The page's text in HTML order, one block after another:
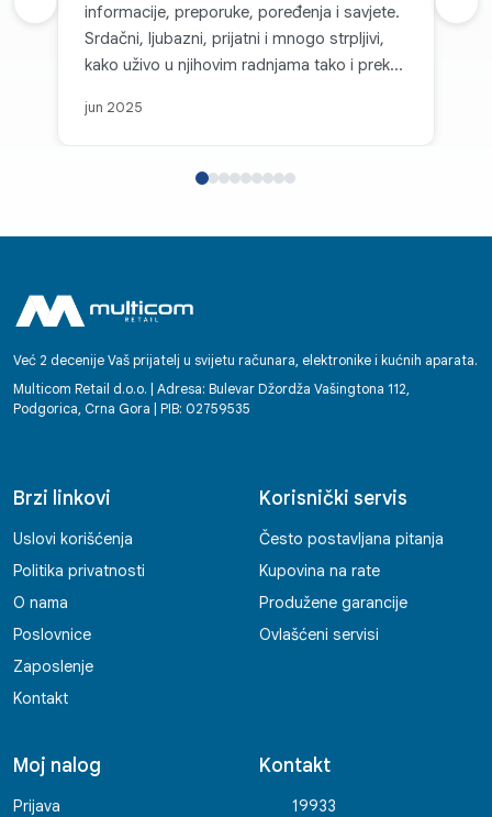
informacije, preporuke, poređenja i savjete.
Srdačni, ljubazni, prijatni i mnogo strpljivi,
kako uživo u njihovim radnjama tako i preko
za Multicom d.o.o. i sve pohvale za takvu
slobodno reći, parira velikim firmama i
Bilo da se radi o podršci, savjetovanju ili
tehničkoj pomoći, radnici Multicoma
ostavljaju dojam partnera na kojega se
možete osloniti. Svako dobro! Enko
jun 2025
Prethodna recenzija
Već 2 decenije Vaš prijatelj u svijetu računara, elektronike i kućnih aparata.
Multicom Retail d.o.o. | Adresa: Bulevar Džordža Vašingtona 112,
Podgorica, Crna Gora | PIB: 02759535
Brzi linkovi
Uslovi korišćenja
Politika privatnosti
O nama
Poslovnice
Zaposlenje
Kontakt
Korisnički servis
Često postavljana pitanja
Kupovina na rate
Produžene garancije
Ovlašćeni servisi
Moj nalog
Prijava
Kontakt
19933